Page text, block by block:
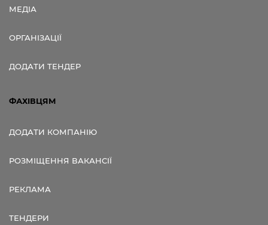
МЕДІА
ОРГАНІЗАЦІЇ
ДОДАТИ ТЕНДЕР
ФАХІВЦЯМ
ДОДАТИ КОМПАНІЮ
РОЗМІЩЕННЯ ВАКАНСІЇ
РЕКЛАМА
ТЕНДЕРИ